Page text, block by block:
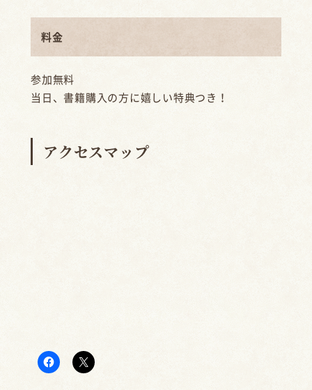
料金
参加無料
当日、書籍購入の方に嬉しい特典つき！
アクセスマップ